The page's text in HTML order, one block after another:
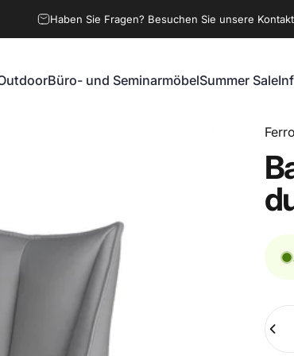
Haben Sie Fragen? Besuchen Sie unsere
Büro- und SeminarmöbelSummer Sale